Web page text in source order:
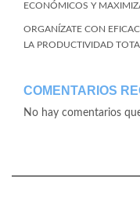
ECONÓMICOS Y
ORGANÍZATE CON
LA PRODUCTIVIDAD
COMENTARIOS
No hay comentarios